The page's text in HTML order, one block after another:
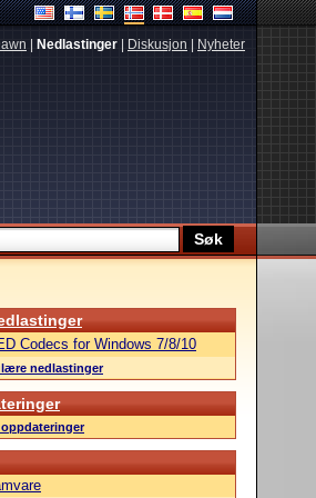
Nedlastinger Diskusjon Nyheter
Codecs for Windows 7/8/10
nedlastinger